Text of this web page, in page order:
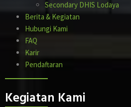
Secondary DHIS Lodaya
Berita & Kegiatan
Hubungi Kami
FAQ
Karir
Pendaftaran
Kegiatan Kami